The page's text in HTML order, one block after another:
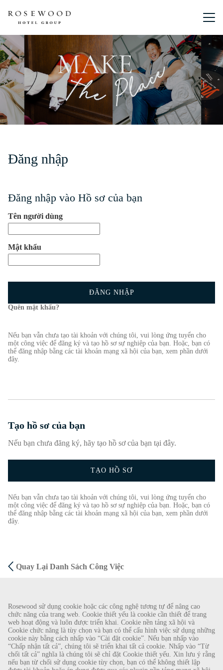
Rosewood sử dụng cookie hoặc các công nghệ tương tự để nâng cao
chức năng của trang web. Cookie thiết yếu là cookie cần thiết để trang
web hoạt động và luôn được triển khai. Cookie nền tảng xã hội và
Cookie chức năng là tùy chọn và bạn có thể cấu hình việc sử dụng những
cookie này bằng cách nhấp vào “Cài đặt cookie”. Nếu bạn nhấp vào
“Chấp nhận tất cả”, chúng tôi sẽ triển khai tất cả cookie. Nhấp vào “Từ
chối tất cả” nghĩa là chúng tôi sẽ chỉ đặt Cookie thiết yếu. Xin lưu ý rằng
nếu bạn từ chối sử dụng cookie tùy chọn, bạn có thể không thiết lập
Menu
Đăng nhập
Đăng nhập vào Hồ sơ của bạn
Tên người dùng
Mật khẩu
ĐĂNG NHẬP
Quên mật khẩu?
Nếu bạn vẫn chưa tạo tài khoản với chúng tôi, vui lòng ứng tuyển cho
một công việc để đăng ký và tạo hồ sơ sự nghiệp của bạn. Hoặc, bạn có
thể đăng nhập bằng các tài khoản mạng xã hội của bạn, xem phần dưới
đây.
Tạo hồ sơ của bạn
Nếu bạn chưa đăng ký, hãy tạo hồ sơ của bạn tại đây.
TẠO HỒ SƠ
Nếu bạn vẫn chưa tạo tài khoản với chúng tôi, vui lòng ứng tuyển cho
một công việc để đăng ký và tạo hồ sơ sự nghiệp của bạn. Hoặc, bạn có
thể đăng nhập bằng các tài khoản mạng xã hội của bạn, xem phần dưới
đây.
Quay Lại Danh Sách Công Việc
CẢNH BÁO GIAN LẬN
Chúng tôi đã được biết về một vụ lừa đảo gần đây, theo đó các cá nhân giả làm nhà
tuyển dụng đang cung cấp hợp đồng lao động cho Rosewood Hotel Group. Những lời
gạ gẫm này được thực hiện bởi những người sử dụng tài khoản e-mail dựa trên web có
tên Rosewood. Cá nhân được yêu cầu cung cấp bản sao giấy tờ tùy thân cá nhân của
mình và gửi tiền để hoàn tất quy trình tuyển dụng. Những lời đề nghị này là gian lận.